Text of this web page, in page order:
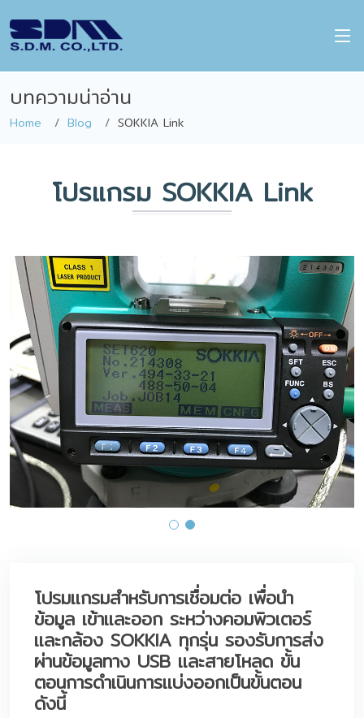
บทความน่าอ่าน
Home Blog SOKKIA Link
โปรแกรม SOKKIA Link
โปรมแกรมสำหรับการเชื่อมต่อ เพื่อนำ
ข้อมูล เข้าและออก ระหว่างคอมพิวเตอร์
และกล้อง SOKKIA ทุกรุ่น รองรับการส่ง
ผ่านข้อมูลทาง USB และสายโหลด ขั้น
ตอนการดำเนินการแบ่งออกเป็นขั้นตอน
ดังนี้